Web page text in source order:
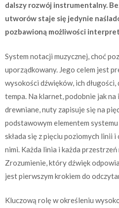
dalszy rozwój instrumentalny.
utworów staje się jedynie
pozbawioną możliwości
System notacji muzycznej, choć
uporządkowany. Jego celem jest
wysokości dźwięków, ich
tempa. Na klarnet, podobnie jak
drewniane, nuty zapisuje się na
podstawowym elementem
składa się z pięciu poziomych linii
nimi. Każda linia i każda
Zrozumienie, który dźwięk
jest pierwszym krokiem do
Kluczową rolę w określeniu